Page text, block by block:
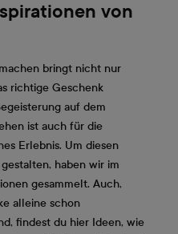
von
bringt nicht nur
richtige Geschenk
auf dem
ist auch für die
Erlebnis. Um diesen
haben wir im
gesammelt. Auch,
alleine schon
findest du hier Ideen, wie